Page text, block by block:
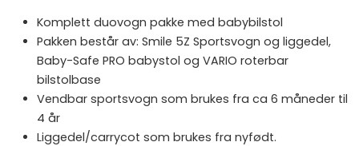
Komplett duovogn pakke med babybilstol
Pakken består av: Smile 5Z Sportsvogn og liggedel,
Baby-Safe PRO babystol og VARIO roterbar
bilstolbase
Vendbar sportsvogn som brukes fra ca 6 måneder til
4 år
Liggedel/carrycot som brukes fra nyfødt.